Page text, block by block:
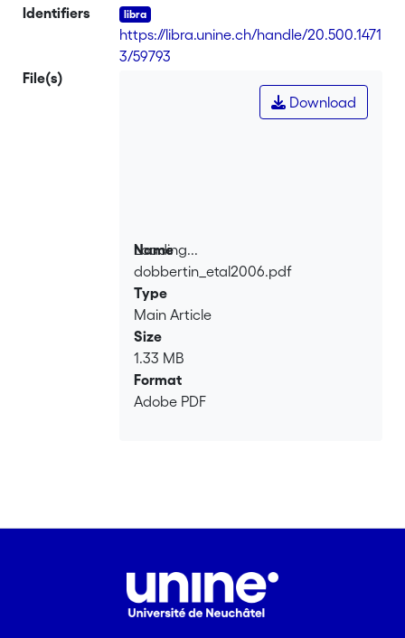
Identifiers
https://libra.unine.ch/handle/20.500.1471
3/59793
File(s)
Loading...
Loading...
Download
Name
dobbertin_etal2006.pdf
Type
Main Article
Size
1.33 MB
Format
Adobe PDF